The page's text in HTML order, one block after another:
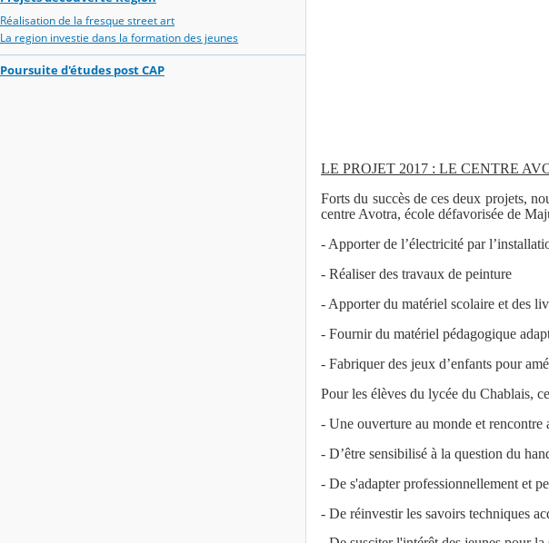
Réalisation de la fresque street art
La region investie dans la formation des jeunes
Poursuite d'études post CAP
LE PROJET 2017 : LE CENTRE
Forts du succès de ces deux projets,
centre Avotra, école défavorisée de
- Apporter de l’électricité par
- Réaliser des travaux de peinture
- Apporter du matériel scolaire et des
- Fournir du matériel pédagogique
- Fabriquer des jeux d’enfants pour
Pour les élèves du lycée du Chablais,
- Une ouverture au monde et rencontre
- D’être sensibilisé à la question du
- De s'adapter professionnellement et
- De réinvestir les savoirs techniques